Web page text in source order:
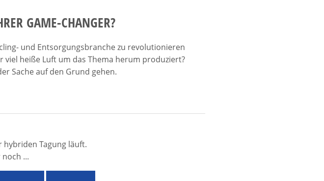
GAME-CHANGER?
und Entsorgungsbranche zu revolutionieren
viel heiße Luft um das Thema herum produziert?
Sache auf den Grund gehen.
Tagung läuft.
...